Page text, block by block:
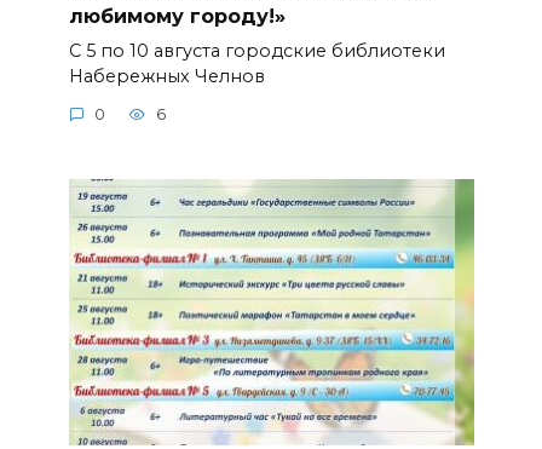
любимому городу!»
С 5 по 10 августа городские библиотеки
Набережных Челнов
0 6